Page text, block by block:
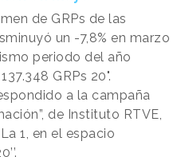
de GRPs de las
un -7,8% en marzo
periodo del año
GRPs 20".
a la campaña
de Instituto RTVE,
1, en el espacio